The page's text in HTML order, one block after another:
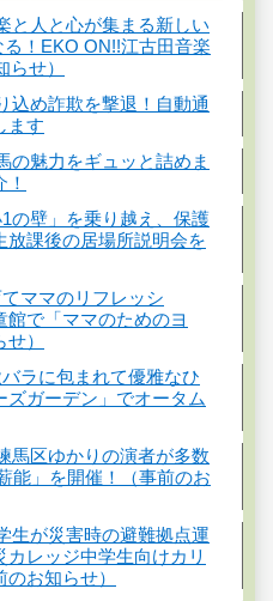
と人と心が集まる新しい
！EKO ON!!江古田音楽
せ）
込め詐欺を撃退！自動通
ます
の魅力をギュッと詰めま
1の壁」を乗り越え、保護
課後の居場所説明会を
てママのリフレッシ
館で「ママのためのヨ
）
バラに包まれて優雅なひ
ズガーデン」でオータム
馬区ゆかりの演者が多数
能」を開催！（事前のお
生が災害時の避難拠点運
レッジ中学生向けカリ
お知らせ）